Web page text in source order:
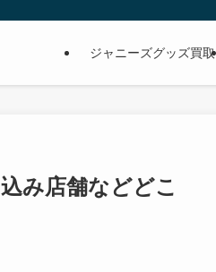
ジャニーズグッズ買取
み店舗などどこ